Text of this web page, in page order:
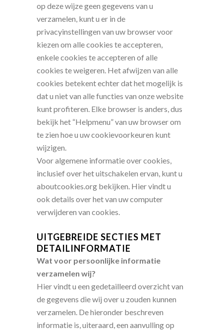
op deze wijze geen gegevens van u
verzamelen, kunt u er in de
privacyinstellingen van uw browser voor
kiezen om alle cookies te accepteren,
enkele cookies te accepteren of alle
cookies te weigeren. Het afwijzen van alle
cookies betekent echter dat het mogelijk is
dat u niet van alle functies van onze website
kunt profiteren. Elke browser is anders, dus
bekijk het “Helpmenu” van uw browser om
te zien hoe u uw cookievoorkeuren kunt
wijzigen.
Voor algemene informatie over cookies,
inclusief over het uitschakelen ervan, kunt u
aboutcookies.org bekijken. Hier vindt u
ook details over het van uw computer
verwijderen van cookies.
UITGEBREIDE SECTIES MET
DETAILINFORMATIE
Wat voor persoonlijke informatie
verzamelen wij?
Hier vindt u een gedetailleerd overzicht van
de gegevens die wij over u zouden kunnen
verzamelen. De hieronder beschreven
informatie is, uiteraard, een aanvulling op